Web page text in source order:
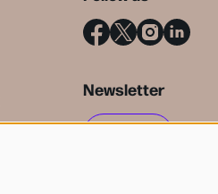
Newsletter